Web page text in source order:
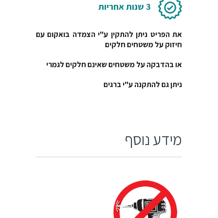
3 שנות אחריות
את הפריט ניתן להתקין ע"י הצמדה בואקום עם
חיזוק על משטחים חלקים
או בהדבקה על משטחים שאינם חלקים לגמרי
ניתן גם להתקנה ע"י ברגים
מידע נוסף